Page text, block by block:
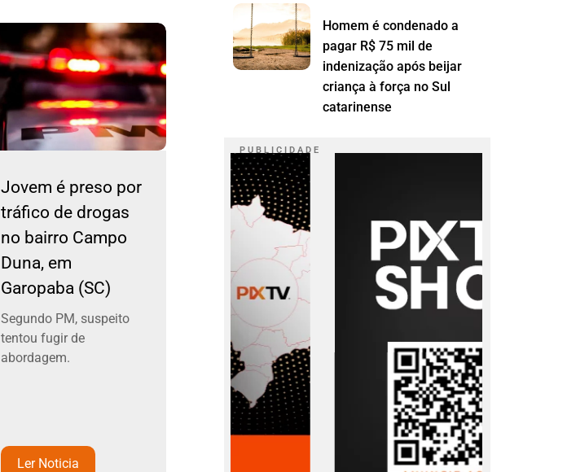
Jovem é preso por
tráfico de drogas
no bairro Campo
Duna, em
Garopaba (SC)
Segundo PM, suspeito
tentou fugir de
abordagem.
Ler Noticia
Homem é condenado a
pagar R$ 75 mil de
indenização após beijar
criança à força no Sul
catarinense
P U B L I C I D A D E